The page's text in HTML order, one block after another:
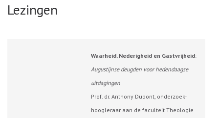
Lezingen
Waarheid, Nederigheid en Gastvrijheid:
Augustijnse deugden voor hedendaagse
uitdagingen
Prof. dr. Anthony Dupont, onderzoek-
hoogleraar aan de faculteit Theologie